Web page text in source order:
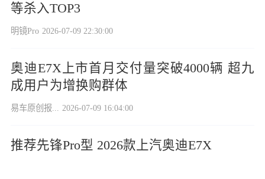
等杀入TOP3
明镜Pro 2026-07-09 22:30:00
奥迪E7X上市首月交付量突破4000辆 超九
成用户为增换购群体
易车原创报... 2026-07-09 16:04:00
推荐先锋Pro型 2026款上汽奥迪E7X